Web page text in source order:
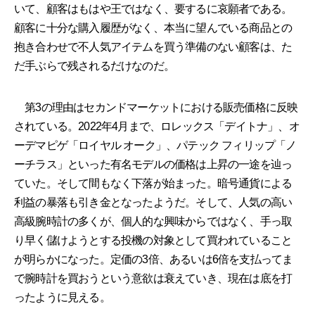
いて、顧客はもはや王ではなく、要するに哀願者である。
顧客に十分な購入履歴がなく、本当に望んでいる商品との
抱き合わせで不人気アイテムを買う準備のない顧客は、た
だ手ぶらで残されるだけなのだ。
第3の理由はセカンドマーケットにおける販売価格に反映
されている。2022年4月まで、ロレックス「デイトナ」、オ
ーデマピゲ「ロイヤル オーク」、パテック フィリップ「ノ
ーチラス」といった有名モデルの価格は上昇の一途を辿っ
ていた。そして間もなく下落が始まった。暗号通貨による
利益の暴落も引き金となったようだ。そして、人気の高い
高級腕時計の多くが、個人的な興味からではなく、手っ取
り早く儲けようとする投機の対象として買われていること
が明らかになった。定価の3倍、あるいは6倍を支払ってま
で腕時計を買おうという意欲は衰えていき、現在は底を打
ったように見える。